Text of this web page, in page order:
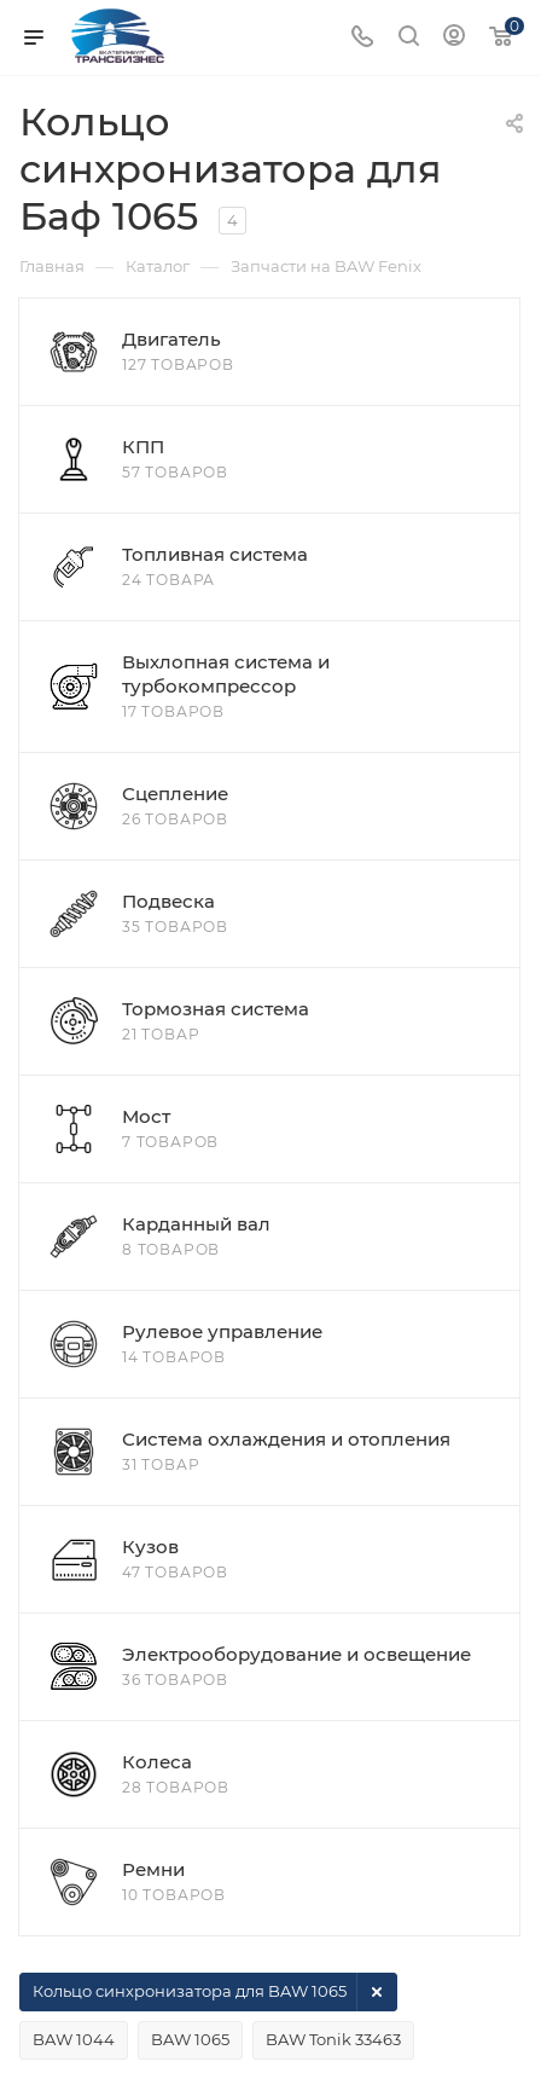
0
Кольцо
синхронизатора для
Баф 1065
4
Главная — Каталог — Запчасти на BAW Fenix
Двигатель
127 ТОВАРОВ
КПП
57 ТОВАРОВ
Топливная система
24 ТОВАРА
Выхлопная система и
турбокомпрессор
17 ТОВАРОВ
Сцепление
26 ТОВАРОВ
Подвеска
35 ТОВАРОВ
Тормозная система
21 ТОВАР
Мост
7 ТОВАРОВ
Карданный вал
8 ТОВАРОВ
Рулевое управление
14 ТОВАРОВ
Система охлаждения и отопления
31 ТОВАР
Кузов
47 ТОВАРОВ
Электрооборудование и освещение
36 ТОВАРОВ
Колеса
28 ТОВАРОВ
Ремни
10 ТОВАРОВ
BAW 1044 BAW 1065 BAW Tonik 33463
Кольцо синхронизатора для BAW 1065